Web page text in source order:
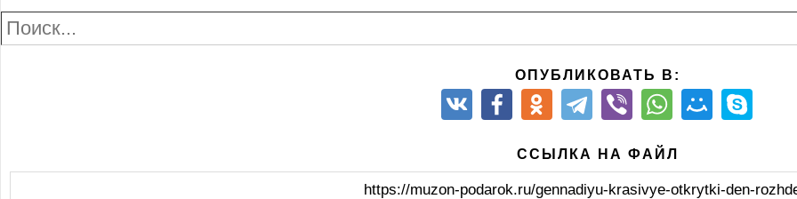
ОПУБЛИКОВАТЬ В:
ССЫЛКА НА ФАЙЛ
https://muzon-podarok.ru/gennadiyu-krasivye-otkrytki-den-